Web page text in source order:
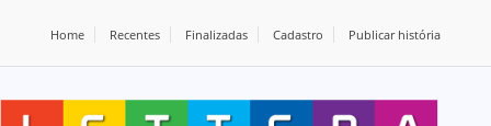
Home Recentes Finalizadas Cadastro Publicar história